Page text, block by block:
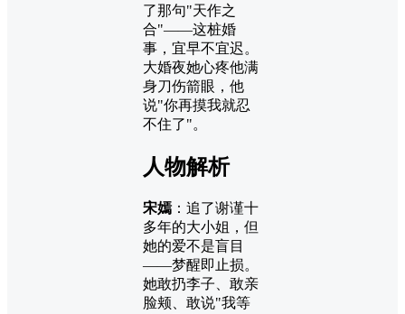
了那句"天作之
合"——这桩婚
事，宜早不宜迟。
大婚夜她心疼他满
身刀伤箭眼，他
说"你再摸我就忍
不住了"。
人物解析
宋嫣 ：追了谢谨十
多年的大小姐，但
她的爱不是盲目
——梦醒即止损。
她敢扔李子、敢亲
脸颊、敢说"我等